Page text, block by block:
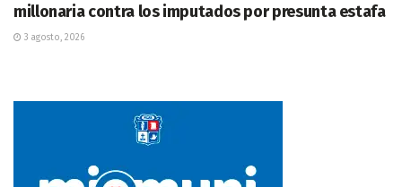
millonaria contra los imputados por presunta estafa
3 agosto, 2026